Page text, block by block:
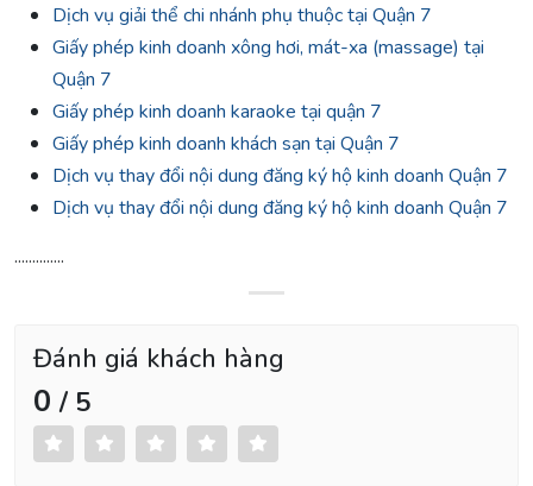
Dịch vụ giải thể chi nhánh phụ thuộc tại Quận 7
Giấy phép kinh doanh xông hơi, mát-xa (massage) tại
Quận 7
Giấy phép kinh doanh karaoke tại quận 7
Giấy phép kinh doanh khách sạn tại Quận 7
Dịch vụ thay đổi nội dung đăng ký hộ kinh doanh Quận 7
Dịch vụ thay đổi nội dung đăng ký hộ kinh doanh Quận 7
..............
Đánh giá khách hàng
0 / 5